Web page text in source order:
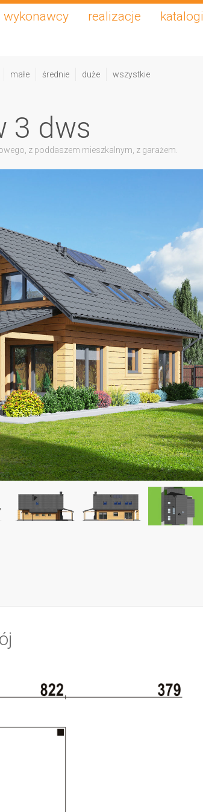
wykonawcy realizacje
katalogi
małe średnie duże wszystkie
3 dws
z poddaszem mieszkalnym, z garażem.